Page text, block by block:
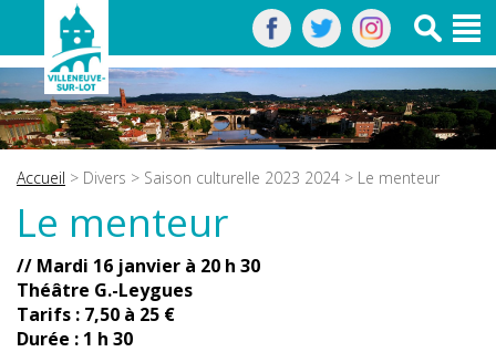
Accueil > Divers > Saison culturelle 2023 2024 > Le menteur
Le menteur
// Mardi 16 janvier à 20 h 30
Théâtre G.-Leygues
Tarifs : 7,50 à 25 €
Durée : 1 h 30